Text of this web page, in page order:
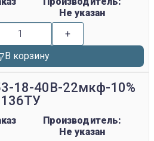
Не указан
+
В корзину
18-40В-22мкф-10%
Производитель:
Не указан